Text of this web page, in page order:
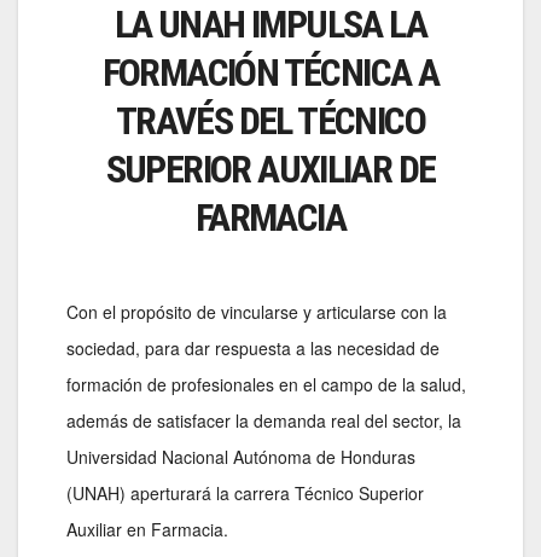
LA UNAH IMPULSA LA
FORMACIÓN TÉCNICA A
TRAVÉS DEL TÉCNICO
SUPERIOR AUXILIAR DE
FARMACIA
Con el propósito de vincularse y articularse con la
sociedad, para dar respuesta a las necesidad de
formación de profesionales en el campo de la salud,
además de satisfacer la demanda real del sector, la
Universidad Nacional Autónoma de Honduras
(UNAH) aperturará la carrera Técnico Superior
Auxiliar en Farmacia.